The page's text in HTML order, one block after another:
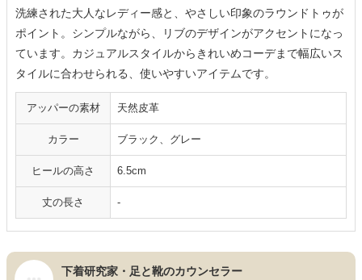
洗練された大人なレディー感と、やさしい印象のラウンドトゥが
ポイント。シンプルながら、リブのデザインがアクセントになっ
ています。カジュアルスタイルからきれいめコーデまで幅広いス
タイルに合わせられる、使いやすいアイテムです。
アッパーの素材 天然皮革
カラー ブラック、グレー
ヒールの高さ 6.5cm
丈の長さ -
下着研究家・足と靴のカウンセラー